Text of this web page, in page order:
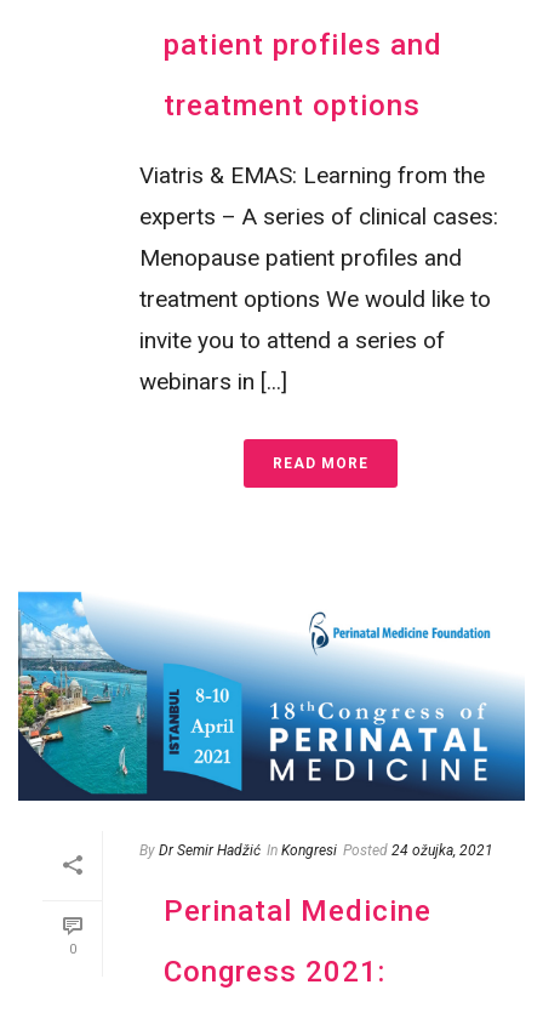
patient profiles and
treatment options
Viatris & EMAS: Learning from the
experts – A series of clinical cases:
Menopause patient profiles and
treatment options We would like to
invite you to attend a series of
webinars in [...]
READ MORE
0
By Dr Semir Hadžić In Kongresi Posted 24 ožujka, 2021
Perinatal Medicine
Congress 2021: